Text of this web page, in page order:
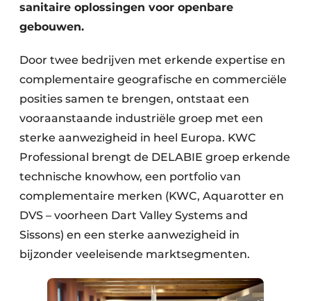
sanitaire oplossingen voor openbare
gebouwen.
Door twee bedrijven met erkende expertise en
complementaire geografische en commerciële
posities samen te brengen, ontstaat een
vooraanstaande industriële groep met een
sterke aanwezigheid in heel Europa. KWC
Professional brengt de DELABIE groep erkende
technische knowhow, een portfolio van
complementaire merken (KWC, Aquarotter en
DVS – voorheen Dart Valley Systems and
Sissons) en een sterke aanwezigheid in
bijzonder veeleisende marktsegmenten.